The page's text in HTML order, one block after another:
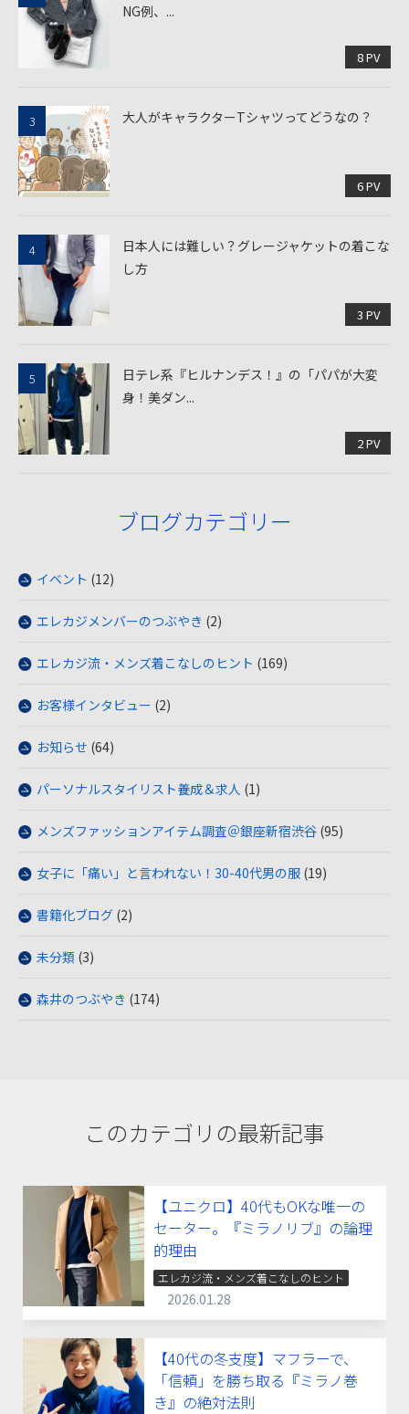
NG例、...
8 PV
大人がキャラクターTシャツってどうなの？
6 PV
日本人には難しい？グレージャケットの着こな
し方
3 PV
日テレ系『ヒルナンデス！』の「パパが大変
身！美ダン...
2 PV
ブログカテゴリー
イベント (12)
エレカジメンバーのつぶやき (2)
エレカジ流・メンズ着こなしのヒント (169)
お客様インタビュー (2)
お知らせ (64)
パーソナルスタイリスト養成＆求人 (1)
メンズファッションアイテム調査＠銀座新宿渋谷 (95)
女子に「痛い」と言われない！30-40代男の服 (19)
書籍化ブログ (2)
未分類 (3)
森井のつぶやき (174)
このカテゴリの最新記事
【ユニクロ】40代もOKな唯一の
セーター。『ミラノリブ』の論理
的理由
エレカジ流・メンズ着こなしのヒント
2026.01.28
【40代の冬支度】マフラーで、
「信頼」を勝ち取る『ミラノ巻
き』の絶対法則